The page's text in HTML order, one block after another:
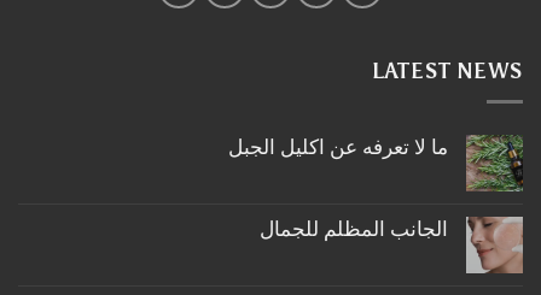
LATEST NEWS
ما لا تعرفه عن اكليل الجبل
على
ماالجانب المظلم للجمال